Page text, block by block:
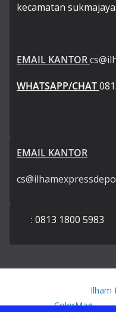
kecamatan
EMAIL KANTOR
WHATSAPP/CHAT
EMAIL KANTOR
: 0813 1800 5983
Ilham
Theme:ColorMagby